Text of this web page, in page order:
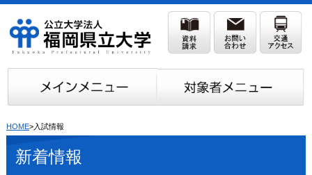
HOME>入試情報
新着情報